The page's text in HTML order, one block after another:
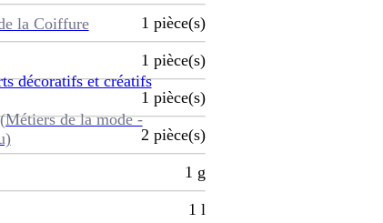
la Coiffure
décoratifs et créatifs
de la mode -
1 pièce(s)
1 pièce(s)
1 pièce(s)
2 pièce(s)
1 g
1 l